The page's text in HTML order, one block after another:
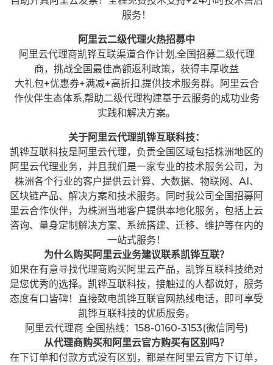
服务！
阿里云二级代理火热招募中
阿里云代理商凯铧互联渠道合作计划,全国招募二级代理
商，挑战全国最佳高额返利政策，获得丰厚收益
大礼包+优惠券+满减+高折扣,提供技术服务群。阿里云合
作伙伴生态体系,帮助二级代理构建基于云服务的成功业务
实践和解决方案。
关于阿里云代理凯铧互联科技：
凯铧互联科技是阿里云代理，负责全国区域包括株洲地区的
阿里云代理业务，并且我们是一家专业的技术服务公司，为
株洲各个行业的客户提供云计算、大数据、物联网、AI、
区块链产品、解决方案和技术服务。同时我公司全国招募阿
里云合作伙伴，为株洲当地客户提供本地化服务，包括上云
咨询、量身定制解决方案、系统搭建、迁移、维护等在内的
一站式服务！
为什么购买阿里云业务建议联系凯铧互联？
如果在有意寻找代理商购买阿里云产品，凯铧互联科技绝对
是您优秀的选择。凯铧互联科技，接触过的人都说好，服务
态度有口皆碑！直接致电凯铧互联官网热线电话，即可享受
凯铧互联科技的优质服务。
阿里云代理商 全国热线：158-0160-3153(微信同号)
从代理商购买和阿里云官方购买有区别吗？
在下订单和付款方式没有区别，都是在阿里云官方下订单，